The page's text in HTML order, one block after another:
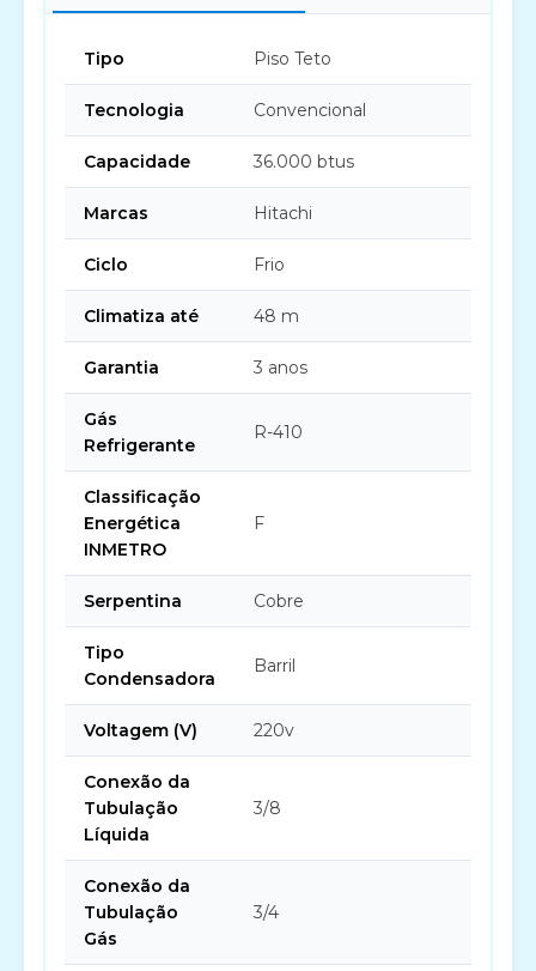
Tipo Piso Teto
Tecnologia Convencional
Capacidade 36.000 btus
Marcas Hitachi
Ciclo Frio
Climatiza até 48 m
Garantia 3 anos
Gás
Refrigerante
R-410
Classificação
Energética
INMETRO
F
Serpentina Cobre
Tipo
Condensadora
Barril
Voltagem (V) 220v
Conexão da
Tubulação
Líquida
3/8
Conexão da
Tubulação
Gás
3/4